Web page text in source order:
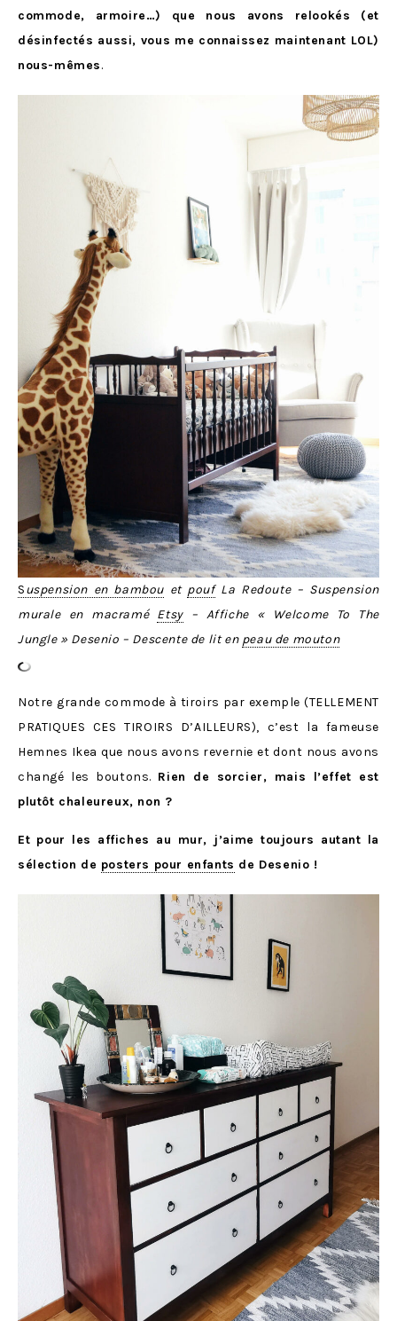
commode, armoire…) que nous avons relookés (et
désinfectés aussi, vous me connaissez maintenant LOL)
nous-mêmes.
Suspension en bambouet poufLa Redoute – Suspension
murale en macramé Etsy– Affiche « Welcome To The
Jungle » Desenio – Descente de lit en peau de mouton
Notre grande commode à tiroirs par exemple (TELLEMENT
PRATIQUES CES TIROIRS D’AILLEURS), c’est la fameuse
Hemnes Ikea que nous avons revernie et dont nous avons
changé les boutons. Rien de sorcier, mais l’effet est
plutôt chaleureux, non ?
Et pour les affiches au mur, j’aime toujours autant la
sélection de posters pour enfants de Desenio !